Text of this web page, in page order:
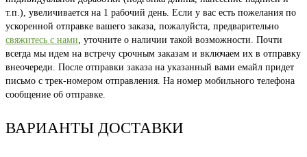
т.п.), увеличивается на 1 рабочий день. Если у вас есть пожелания по
ускоренной отправке вашего заказа, пожалуйста, предварительно
свяжитесь с нами, уточните о наличии такой возможности. Почти
всегда мы идем на встречу срочным заказам и включаем их в отправку
внеочереди. После отправки заказа на указанный вами емайл придет
письмо с трек-номером отправления. На номер мобильного телефона
сообщение об отправке.
ВАРИАНТЫ ДОСТАВКИ